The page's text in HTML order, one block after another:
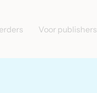
Voor publishers